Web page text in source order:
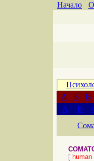
Начало
А
Б В
A
B
[